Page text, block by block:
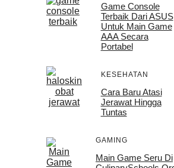
Game Console
Terbaik Dari ASUS
Untuk Main Game
AAA Secara
Portabel
KESEHATAN
Cara Baru Atasi
Jerawat Hingga
Tuntas
GAMING
Main Game Seru Di